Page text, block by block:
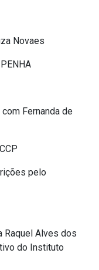
Novaes
Fernanda de
pelo
Raquel Alves dos
do Instituto